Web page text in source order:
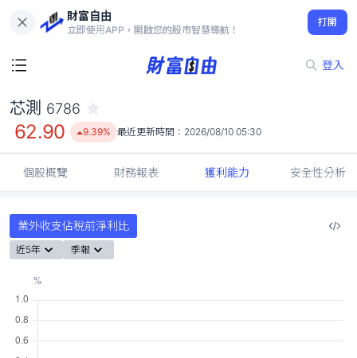
財富自由
立即使用APP，開啟您的股市智慧導航！
打開
登入
62.90
9.39%
芯測 6786
62.90 9.39% 最近更新時間： 2026/08/10 05:30
個股概覽 財務報表 獲利能力 安全性分析
業外收支佔稅前淨利比
近5年 季報